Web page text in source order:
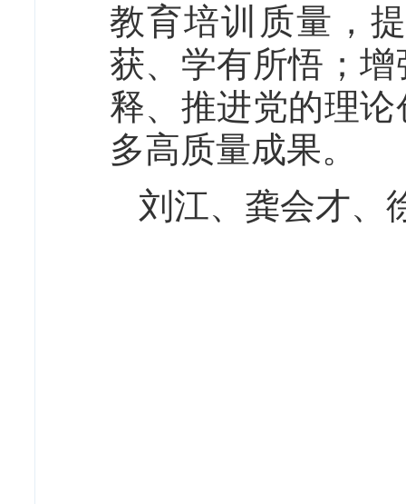
教育培训质量，
获、学有所悟；
释、推进党的理
多高质量成果。
刘江、龚会才、